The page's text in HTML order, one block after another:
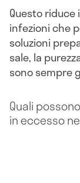
Questo
infezioni che
soluzioni
sale, la
sono sempre
Quali
in eccesso